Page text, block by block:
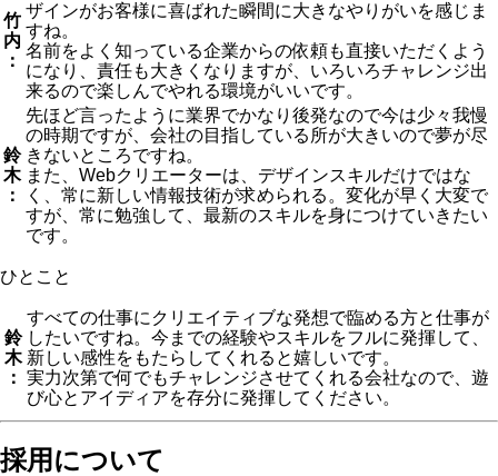
竹
内
：
ザインがお客様に喜ばれた瞬間に大きなやりがいを感じま
すね。
名前をよく知っている企業からの依頼も直接いただくよう
になり、責任も大きくなりますが、いろいろチャレンジ出
来るので楽しんでやれる環境がいいです。
鈴
木
：
先ほど言ったように業界でかなり後発なので今は少々我慢
の時期ですが、会社の目指している所が大きいので夢が尽
きないところですね。
また、Webクリエーターは、デザインスキルだけではな
く、常に新しい情報技術が求められる。変化が早く大変で
すが、常に勉強して、最新のスキルを身につけていきたい
です。
ひとこと
鈴
木
：
すべての仕事にクリエイティブな発想で臨める方と仕事が
したいですね。今までの経験やスキルをフルに発揮して、
新しい感性をもたらしてくれると嬉しいです。
実力次第で何でもチャレンジさせてくれる会社なので、遊
び心とアイディアを存分に発揮してください。
採用について